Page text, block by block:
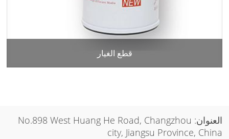
قطع الغيار
العنوان: No.898 West Huang He Road, Changzhou
city, Jiangsu Province, China